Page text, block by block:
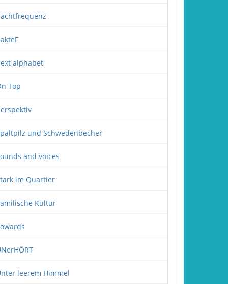
alphabet
Top
und Schwedenbecher
and voices
im Quartier
Kultur
leerem Himmel